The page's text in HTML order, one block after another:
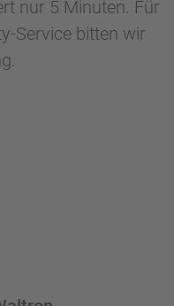
nur 5 Minuten. Für
Service bitten wir